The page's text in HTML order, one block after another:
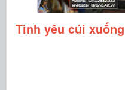
Tình yêu cúi xuống